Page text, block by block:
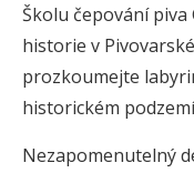
Školu čepování
historie v
prozkoumejte
historickém
Nezapomenutelný